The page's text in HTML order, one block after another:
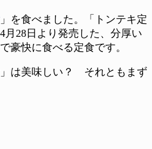
」を食べました。「トンテキ定
月28日より発売した、分厚い
豪快に食べる定食です。
は美味しい？ それともまず